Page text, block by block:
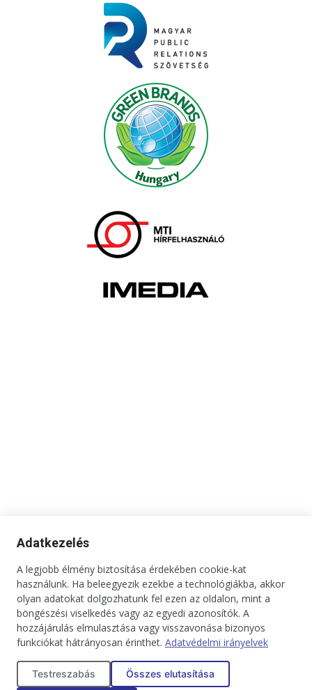
Kapcsolat Impresszum Médiaajánlat
Jogi tudnivalók
Adatkezelési tájékoztató
Copyright © 2025. Minden jog fenntartva. onBRANDS
Adatkezelés
A legjobb élmény biztosítása érdekében cookie-kat
használunk. Ha beleegyezik ezekbe a technológiákba, akkor
olyan adatokat dolgozhatunk fel ezen az oldalon, mint a
böngészési viselkedés vagy az egyedi azonosítók. A
hozzájárulás elmulasztása vagy visszavonása bizonyos
funkciókat hátrányosan érinthet. Adatvédelmi irányelvek
Testreszabás Összes elutasítása